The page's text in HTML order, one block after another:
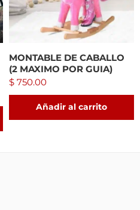
MONTABLE DE CABALLO
(2 MAXIMO POR GUIA)
$ 750.00
Añadir al carrito